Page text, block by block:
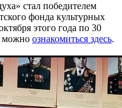
стал победителем
фонда культурных
этого года по 30
можно ознакомиться здесь.